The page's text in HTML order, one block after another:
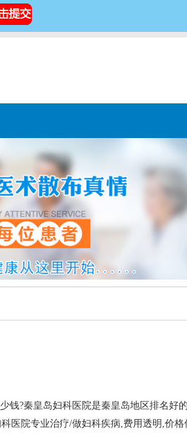
钱?秦皇岛妇科医院是秦皇岛地区排名好
医院专业治疗/做妇科疾病,费用透明,价